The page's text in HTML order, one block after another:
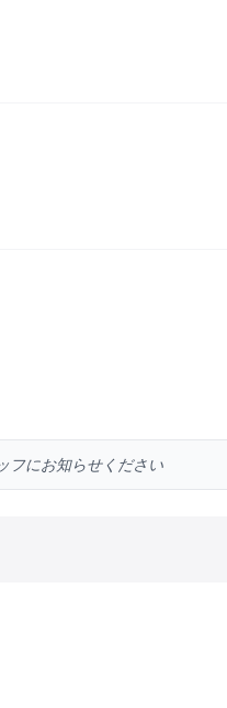
フにお知らせください